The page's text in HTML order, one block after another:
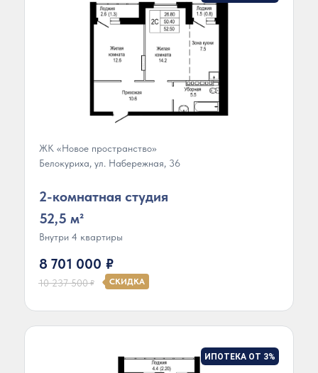
ЖК «Новое пространство»
Белокуриха, ул. Набережная, 36
2-комнатная студия
52,5 м²
Внутри 4 квартиры
8 701 000 ₽
10 237 500 ₽ СКИДКА
ИПОТЕКА ОТ 3%